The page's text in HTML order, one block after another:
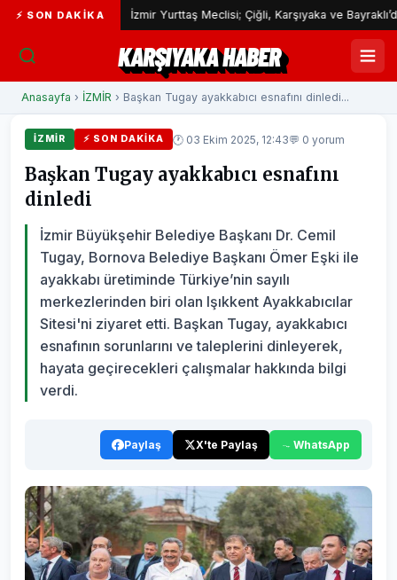
⚡ SON DAKIKAİzmir Yurttaş Meclisi; Çiğli, Karşıyaka ve Bayraklı’da devam
KARŞIYAKA HABER
Anasayfa › İZMİR › Başkan Tugay ayakkabıcı esnafını dinledi...
İZMİR ⚡ SON DAKIKA 🕐 03 Ekim 2025, 12:43💬 0 yorum
Başkan Tugay ayakkabıcı esnafını
dinledi
İzmir Büyükşehir Belediye Başkanı Dr. Cemil
Tugay, Bornova Belediye Başkanı Ömer Eşki ile
ayakkabı üretiminde Türkiye’nin sayılı
merkezlerinden biri olan Işıkkent Ayakkabıcılar
Sitesi'ni ziyaret etti. Başkan Tugay, ayakkabıcı
esnafının sorunlarını ve taleplerini dinleyerek,
hayata geçirecekleri çalışmalar hakkında bilgi
verdi.
Paylaş X'te Paylaş WhatsApp